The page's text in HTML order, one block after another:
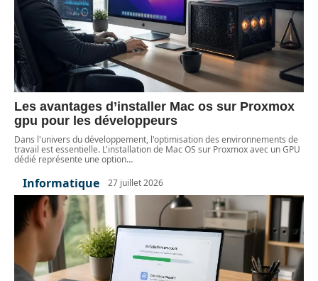
Les avantages d’installer Mac os sur Proxmox
gpu pour les développeurs
Dans l'univers du développement, l'optimisation des environnements de
travail est essentielle. L'installation de Mac OS sur Proxmox avec un GPU
dédié représente une option…
Informatique 27 juillet 2026